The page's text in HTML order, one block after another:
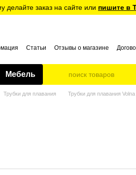
делайте заказ на сайте или пишите в
Статьи Отзывы о магазине
Мебель
Трубки для плавания Трубки для плавания Volna